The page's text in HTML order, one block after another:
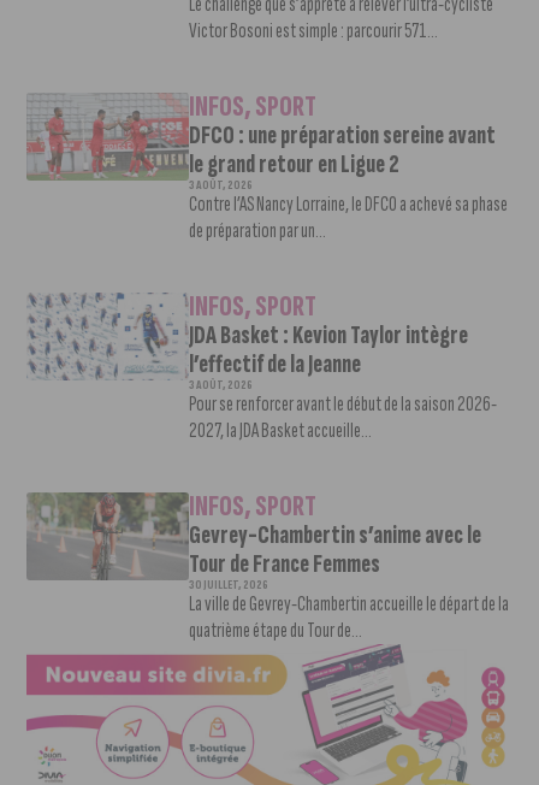
Victor Bosoni est simple : parcourir 571...
INFOS,SPORT
DFCO : une préparation sereine avant
le grand retour en Ligue 2
3 AOÛT, 2026
Contre l’AS Nancy Lorraine, le DFCO a achevé sa phase
de préparation par un...
INFOS,SPORT
JDA Basket : Kevion Taylor intègre
l’effectif de la Jeanne
3 AOÛT, 2026
Pour se renforcer avant le début de la saison 2026-
2027, la JDA Basket accueille...
INFOS,SPORT
Gevrey-Chambertin s’anime avec le
Tour de France Femmes
30 JUILLET, 2026
La ville de Gevrey-Chambertin accueille le départ de la
quatrième étape du Tour de...